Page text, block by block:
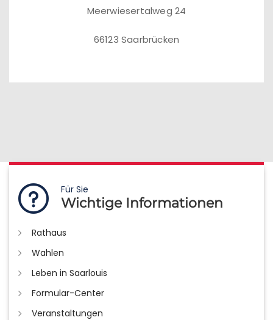
Meerwiesertalweg 24
66123 Saarbrücken
Für Sie
Wichtige Informationen
Rathaus
Wahlen
Leben in Saarlouis
Formular-Center
Veranstaltungen